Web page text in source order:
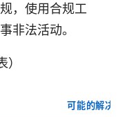
，使用合规工
非法活动。
可能的解决方